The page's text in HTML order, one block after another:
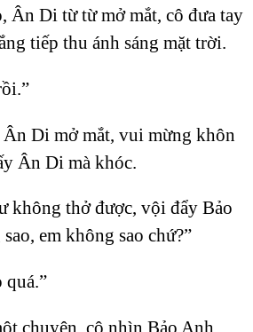
Ân Di từ từ mở mắt, cô đưa tay
tiếp thu ánh sáng mặt trời.
Di mở mắt, vui mừng khôn
Ân Di mà khóc.
không thở được, vội đẩy Bảo
em không sao chứ?”
chuyện, cô nhìn Bảo Anh